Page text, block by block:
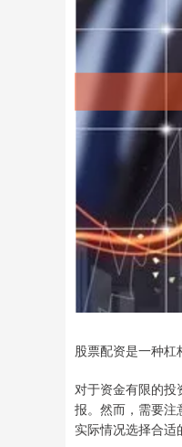
股票配资是一种杠
对于资金有限的
报。然而，需要注
实际情况选择合适